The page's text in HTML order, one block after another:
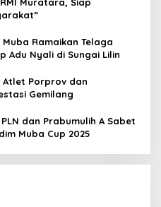
Muratara, Siap
Ramaikan Telaga
Adu Nyali di Sungai Lilin
Atlet Porprov dan
Gemilang
dan Prabumulih A Sabet
Muba Cup 2025